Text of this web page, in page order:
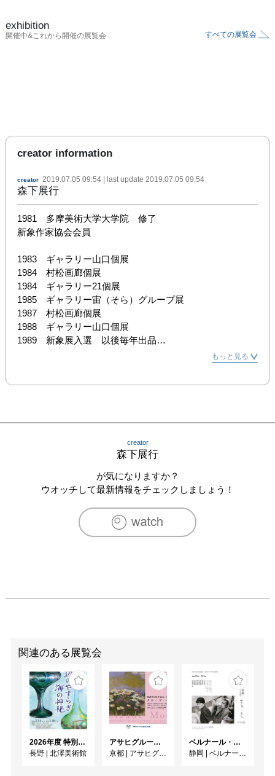
exhibition
開催中&これから開催の展覧会 すべての展覧会
creator information
creator 2019.07.05 09:54 | last update 2019.07.05 09:54
森下展行
1981　多摩美術大学大学院　修了
新象作家協会会員
1983　ギャラリー山口個展
1984　村松画廊個展
1984　ギャラリー21個展
1985　ギャラリー宙（そら）グループ展
1987　村松画廊個展
1988　ギャラリー山口個展
1989　新象展入選　以後毎年出品
1991　1991ART CONTEMORAIN JAPONAIS (フランスに
1997　ART CONTEMORAIN JAPONAIS 1997（フランス
2000　第5回昭和シェル石油現代美術賞入選（東京）
2001/12-2002/1　EXPO FACON JAPON(フランスにて現
代美術日本展／小品展) 出品 （リヨン）
2005　第13回吉原治良賞美術コンクール展入選（大阪）
美術日本展／小品展) 出品（リヨン）
2006　第4回池田満寿夫記念芸術賞入選(東京)
2008　第28回現代美術国際交流展東京2008出品
2011　RED DOT NEW YORK2011出品 (ニューヨーク)
2013　SNIFF OUT 2013（スニフアウト2013）出品 （大
阪）
2018　DISCOVER THE ONE JAPANESE ART 2018 in
LONDON 出品（イギリス）
もっと見る
creator
森下展行
が気になりますか？
ウオッチして最新情報をチェックしましょう！
関連のある展覧会
2026年度 特別展「ガレとドーム、アール･ヌーヴォーのガラス 水辺のやすらぎ、海の神秘」
長野 | 北澤美術館
アサヒグループ大山崎山荘美術館 開館30周年記念展「没後100年 クロード・モネ」
京都 | アサヒグループ大山崎山荘美術館
ベルナール・ビュフェと写真 ーカメラがとらえたビュフェとその時代、そして21 世紀へ
静岡 | ベルナール・ビュフェ美術館